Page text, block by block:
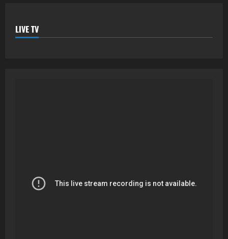
LIVE TV